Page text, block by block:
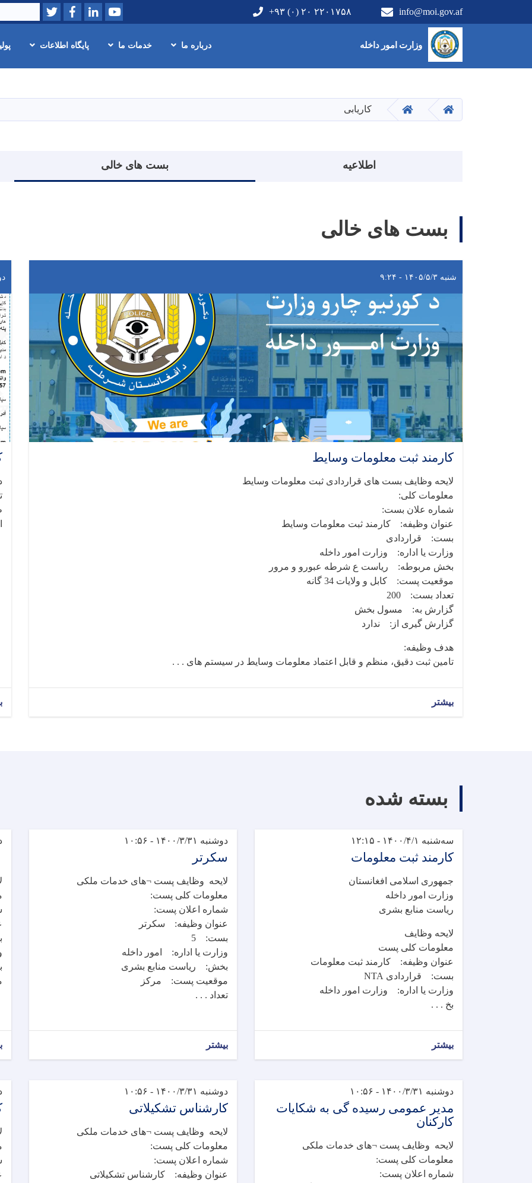
content
info@moi.gov.af +۹۳ (۰) ۲۰ ۲۲۰۱۷۵۸
وزارت امور داخله
Youtube
LinkedIn
Facebook
Twitter
Search
Main Menu
درباره ما خدمات ما پایگاه اطلاعات
HOME
HOME کاریابی
اطلاعیه بست های خالی
بست های خالی
شنبه ۱۴۰۵/۵/۳ - ۹:۲۴
کارمند ثبت معلومات وسایط
لایحه وظایف بست های قراردادی ثبت معلومات وسایط
معلومات کلی:
شماره علان بست:
عنوان وظیفه: کارمند ثبت معلومات وسایط
بست: قراردادی
وزارت یا اداره: وزارت امور داخله
بخش مربوطه: ریاست ع شرطه عبورو و مرور
موقعیت پست: کابل و ولایات 34 گانه
تعداد بست: 200
گزارش به: مسول بخش
گزارش گیری از: ندارد
هدف وظیفه:
تامین ثبت دقیق، منظم و قابل اعتماد معلومات وسایط در سیستم های . . .
بیشتر
بسته شده
سه‌شنبه ۱۴۰۰/۴/۱ - ۱۲:۱۵
کارمند ثبت معلومات
جمهوری اسلامی افغانستان
وزارت امور داخله
ریاست منابع بشری
لایحه وظایف
معلومات کلی پست
عنوان وظیفه: کارمند ثبت معلومات
بست: قراردادی NTA
وزارت یا اداره: وزارت امور داخله
بخ . . .
بیشتر
دوشنبه ۱۴۰۰/۳/۳۱ - ۱۰:۵۶
سکرتر
لایحه وظایف پست ¬های خدمات ملکی
معلومات کلی پست:
شماره اعلان پست:
عنوان وظیفه: سکرتر
بست: 5
وزارت یا اداره: امور داخله
بخش: ریاست منابع بشری
موقعیت پست: مرکز
تعداد . . .
بیشتر
دوشنبه ۱۴۰۰/۳/۳۱ - ۱۰:۵۶
مدیر عمومی رسیده گی به شکایات
کارکنان
لایحه وظایف پست ¬های خدمات ملکی
معلومات کلی پست:
شماره اعلان پست:
دوشنبه ۱۴۰۰/۳/۳۱ - ۱۰:۵۶
کارشناس تشکیلاتی
لایحه وظایف پست ¬های خدمات ملکی
معلومات کلی پست:
شماره اعلان پست:
عنوان وظیفه: کارشناس تشکیلاتی